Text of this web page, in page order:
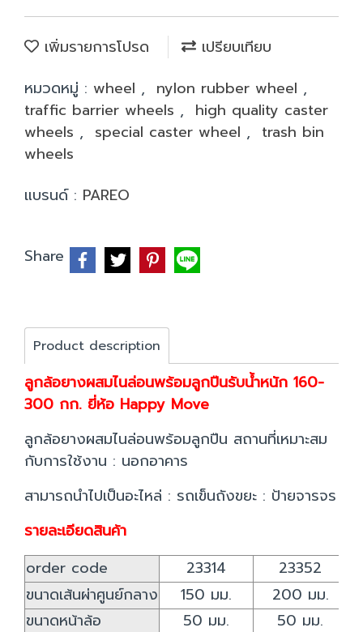
เพิ่มรายการโปรด
เปรียบเทียบ
หมวดหมู่ : wheel , nylon rubber wheel ,
traffic barrier wheels , high quality caster
wheels , special caster wheel , trash bin
wheels
แบรนด์ : PAREO
Share
Product description
ลูกล้อยางผสมไนล่อนพร้อมลูกปืนรับน้ำหนัก 160-
300 กก. ยี่ห้อ Happy Move
ลูกล้อยางผสมไนล่อนพร้อมลูกปืน สถานที่เหมาะสม
กับการใช้งาน : นอกอาคาร
สามารถนำไปเป็นอะไหล่ : รถเข็นถังขยะ : ป้ายจารจร
รายละเอียดสินค้า
order code
23314
23352
ขนาดเส้นผ่าศูนย์กลาง
150 มม.
200 มม.
ขนาดหน้าล้อ
50 มม. 50 มม.